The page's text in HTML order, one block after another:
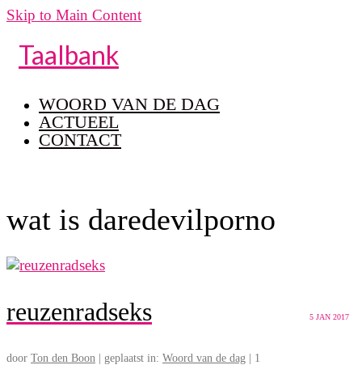
Skip to Main Content
Taalbank
WOORD VAN DE DAG
ACTUEEL
CONTACT
wat is daredevilporno
5 JAN 2017
reuzenradseks
door Ton den Boon geplaatst in: Woord van de dag 1